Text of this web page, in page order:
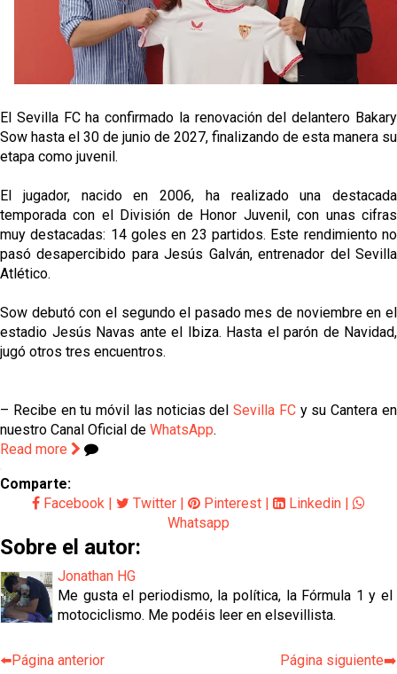
Djibril Sow pone rumbo a Italia para firmar su nuevo
contrato con el Genoa
Kochorashvili, seria opción para reforzar el centro
del campo sevillista
Sow muy cerca de cerrar su traspaso al Genoa
El Sevilla FC ha confirmado la renovación del delantero Bakary
Sow hasta el 30 de junio de 2027, finalizando de esta manera su
etapa como juvenil.
El jugador, nacido en 2006, ha realizado una destacada
temporada con el División de Honor Juvenil, con unas cifras
muy destacadas: 14 goles en 23 partidos. Este rendimiento no
pasó desapercibido para Jesús Galván, entrenador del Sevilla
Atlético.
Sow debutó con el segundo el pasado mes de noviembre en el
estadio Jesús Navas ante el Ibiza. Hasta el parón de Navidad,
jugó otros tres encuentros.
– Recibe en tu móvil las noticias delSevilla FCy su Cantera en
nuestro Canal Oficial de WhatsApp.
Read more
Comparte:
Facebook | Twitter | Pinterest | Linkedin |
Whatsapp
Sobre el autor:
Jonathan HG
Me gusta el periodismo, la política, la Fórmula 1 y el
motociclismo. Me podéis leer en elsevillista.
⬅️Página anterior Página siguiente➡️